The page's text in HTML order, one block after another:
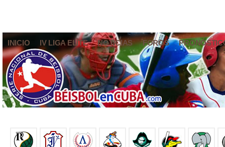
INICIO IV LIGA ELITE NOTICIAS FOROS